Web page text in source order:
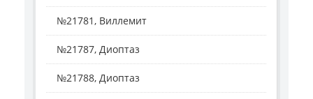
№21781, Виллемит
№21787, Диоптаз
№21788, Диоптаз